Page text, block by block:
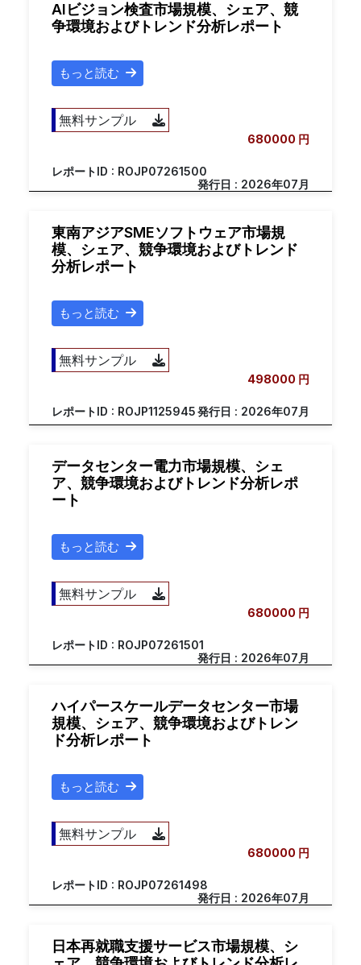
AIビジョン検査市場規模、シェア、競
争環境およびトレンド分析レポート
もっと読む
無料サンプル
680000 円
レポートID : ROJP07261500
発行日 : 2026年07月
東南アジアSMEソフトウェア市場規
模、シェア、競争環境およびトレンド
分析レポート
もっと読む
無料サンプル
498000 円
レポートID : ROJP1125945発行日 : 2026年07月
データセンター電力市場規模、シェ
ア、競争環境およびトレンド分析レポ
ート
もっと読む
無料サンプル
680000 円
レポートID : ROJP07261501
発行日 : 2026年07月
ハイパースケールデータセンター市場
規模、シェア、競争環境およびトレン
ド分析レポート
もっと読む
無料サンプル
680000 円
レポートID : ROJP07261498
発行日 : 2026年07月
日本再就職支援サービス市場規模、シ